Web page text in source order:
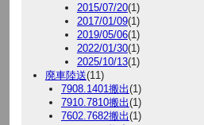
2015/07/20(1)
2017/01/09(1)
2019/05/06(1)
2022/01/30(1)
2025/10/13(1)
廃車陸送(11)
7908.1401搬出(1)
7910.7810搬出(1)
7602.7682搬出(1)